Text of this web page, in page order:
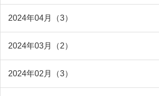
2024年04月（3）
2024年03月（2）
2024年02月（3）